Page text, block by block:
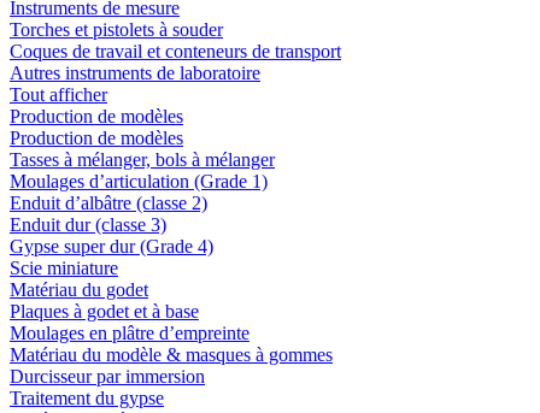
Instruments de mesure
Torches et pistolets à souder
Coques de travail et conteneurs de transport
Autres instruments de laboratoire
Tout afficher
Production de modèles
Production de modèles
Tasses à mélanger, bols à mélanger
Moulages d’articulation (Grade 1)
Enduit d’albâtre (classe 2)
Enduit dur (classe 3)
Gypse super dur (Grade 4)
Scie miniature
Matériau du godet
Plaques à godet et à base
Moulages en plâtre d’empreinte
Matériau du modèle & masques à gommes
Durcisseur par immersion
Traitement du gypse